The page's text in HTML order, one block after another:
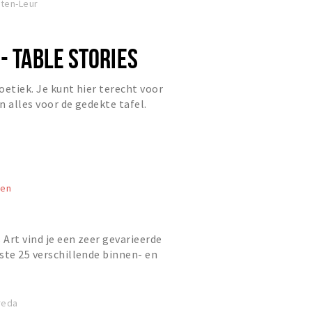
Leur
TABLE STORIES
Je kunt hier terecht voor
alles voor de gedekte tafel.
vind je een zeer gevarieerde
25 verschillende binnen- en